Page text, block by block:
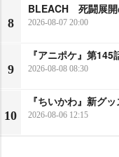
8
BLEACH 死闘展開
2026-08-07 20:00
9
『アニポケ』第145
2026-08-08 08:30
10
『ちいかわ』新グ
2026-08-06 12:15